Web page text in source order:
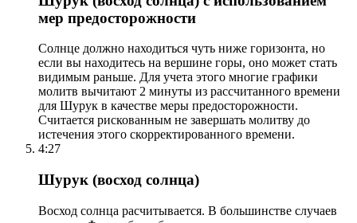
мер предосторожности
Солнце должно находиться чуть ниже горизонта, но
если вы находитесь на вершине горы, оно может стать
видимым раньше. Для учета этого многие графики
молитв вычитают 2 минуты из рассчитанного времени
для Шурук в качестве меры предосторожности.
Считается рискованным не завершать молитву до
истечения этого скорректированного времени.
4:27
Шурук (восход солнца)
Восход солнца расчитывается. В большинстве случаев